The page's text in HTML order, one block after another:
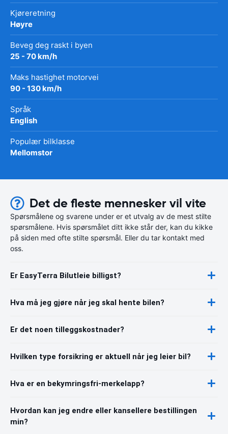
Kjøreretning
Høyre
Beveg deg raskt i byen
25 - 70 km/h
Maks hastighet motorvei
90 - 130 km/h
Språk
English
Populær bilklasse
Mellomstor
Det de fleste mennesker vil vite
Spørsmålene og svarene under er et utvalg av de mest stilte
spørsmålene. Hvis spørsmålet ditt ikke står der, kan du kikke
på siden med ofte stilte spørsmål. Eller du tar kontakt med
oss.
Er EasyTerra Bilutleie billigst?
Hva må jeg gjøre når jeg skal hente bilen?
Er det noen tilleggskostnader?
Hvilken type forsikring er aktuell når jeg leier bil?
Hva er en bekymringsfri-merkelapp?
Hvordan kan jeg endre eller kansellere bestillingen
min?